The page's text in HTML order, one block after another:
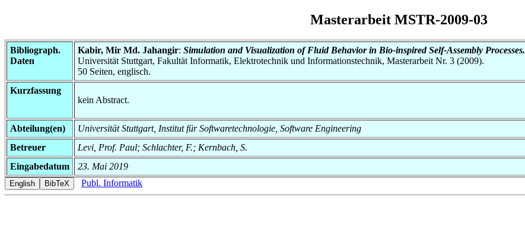
Masterarbeit MSTR-2009-03
Bibliograph.
Daten
Kabir, Mir Md. Jahangir: Simulation and Visualization of Fluid Behavior in Bio-inspired Self-Assembly Processes.
Universität Stuttgart, Fakultät Informatik, Elektrotechnik und Informationstechnik, Masterarbeit Nr. 3 (2009).
50 Seiten, englisch.
Kurzfassung
kein Abstract.
Abteilung(en)
Universität Stuttgart, Institut für Softwaretechnologie, Software Engineering
Betreuer
Levi, Prof. Paul; Schlachter, F.; Kernbach, S.
Eingabedatum
23. Mai 2019
Publ. Informatik